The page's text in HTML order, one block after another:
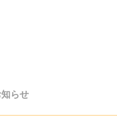
らせ